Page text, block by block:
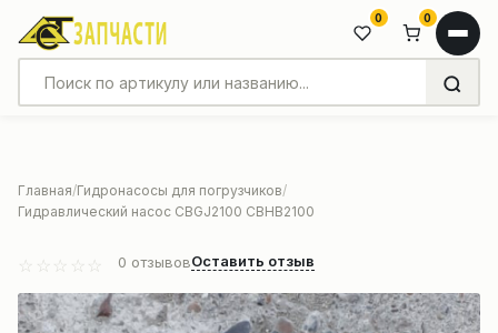
0 0
Главная Гидронасосы для погрузчиков
Гидравлический насос CBGJ2100 CBHB2100
0 отзывовОставить отзыв